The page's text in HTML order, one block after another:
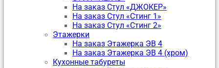
На заказ Стул «ДЖОКЕР»
На заказ Стул «Стинг 1»
На заказ Стул «Стинг 2»
Этажерки
На заказ Этажерка ЭВ 4
На заказ Этажерка ЭВ 4 (хром)
Кухонные табуреты